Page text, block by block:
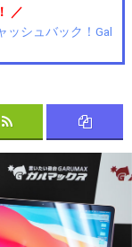
／
ッシュバック！Gal